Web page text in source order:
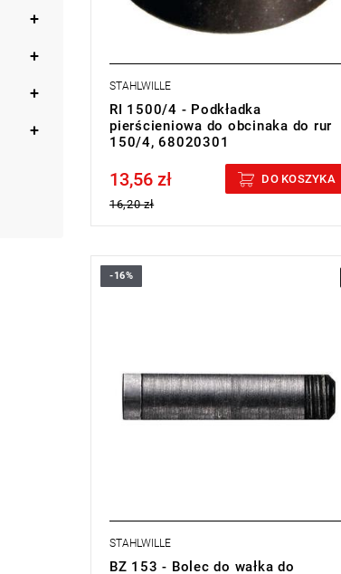
STAHLWILLE
RI 1500/4 - Podkładka
pierścieniowa do obcinaka do rur
150/4, 68020301
Price tax included
13,56 zł
16,20 zł
DO KOSZYKA
-16%
STAHLWILLE
BZ 153 - Bolec do wałka do